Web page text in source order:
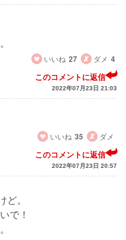
いいね 27 ダメ 4
このコメントに返信
2022年07月23日 21:03
いいね 35 ダメ
このコメントに返信
2022年07月23日 20:57
ど。
で！